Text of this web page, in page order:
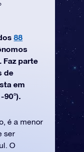
88
Faz parte
de
em
90°).
é a menor
ser
O